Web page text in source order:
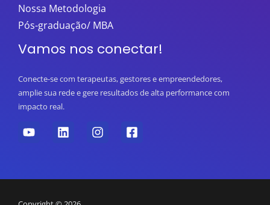
Nossa Metodologia
Pós-graduação/ MBA
Vamos nos conectar!
Conecte-se com terapeutas, gestores e empreendedores,
amplie sua rede e gere resultados de alta performance com
impacto real.